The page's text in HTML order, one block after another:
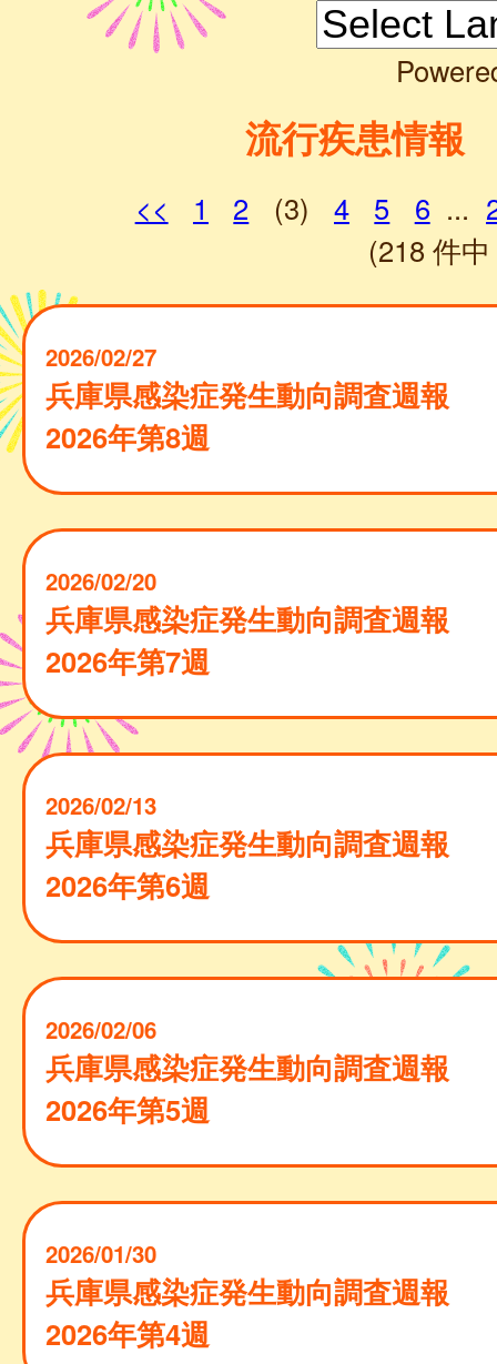
流行疾患情報
<< 1 2 (3) 4 5 6 ...
(218 件
2026/02/27
兵庫県感染症発生動向調査週報
2026年第8週
2026/02/20
兵庫県感染症発生動向調査週報
2026年第7週
2026/02/13
兵庫県感染症発生動向調査週報
2026年第6週
2026/02/06
兵庫県感染症発生動向調査週報
2026年第5週
2026/01/30
兵庫県感染症発生動向調査週報
2026年第4週